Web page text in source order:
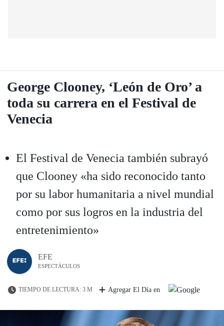
George Clooney, ‘León de Oro’ a
toda su carrera en el Festival de
Venecia
El Festival de Venecia también subrayó
que Clooney «ha sido reconocido tanto
por su labor humanitaria a nivel mundial
como por sus logros en la industria del
entretenimiento»
EFE
ESPECTÁCULOS
TIEMPO DE LECTURA: 3 M Agregar El Día en